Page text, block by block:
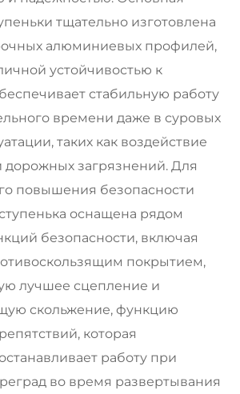
тщательно изготовлена
алюминиевых профилей,
устойчивостью к
стабильную работу
времени даже в суровых
таких как воздействие
дорожных загрязнений. Для
повышения безопасности
оснащена рядом
безопасности, включая
покрытием,
лучшее сцепление и
скольжение, функцию
которая
работу при
во время развертывания